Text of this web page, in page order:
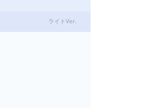
ライトVer.